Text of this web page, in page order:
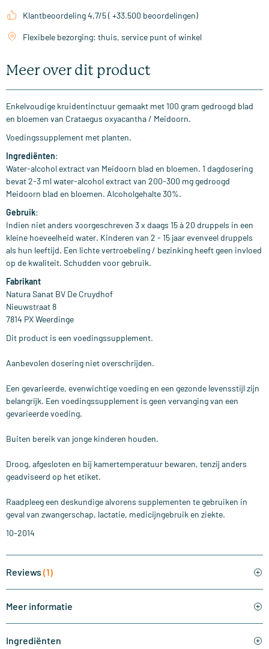
Klantbeoordeling 4,7/5 ( +33.500 beoordelingen)
Flexibele bezorging: thuis, service punt of winkel
Meer over dit product
Enkelvoudige kruidentinctuur gemaakt met 100 gram gedroogd blad
en bloemen van Crataegus oxyacantha / Meidoorn.
Voedingssupplement met planten.
Ingrediënten:
Water-alcohol extract van Meidoorn blad en bloemen. 1 dagdosering
bevat 2-3 ml water-alcohol extract van 200-300 mg gedroogd
Meidoorn blad en bloemen. Alcoholgehalte 30%.
Gebruik:
Indien niet anders voorgeschreven 3 x daags 15 à 20 druppels in een
kleine hoeveelheid water. Kinderen van 2 - 15 jaar evenveel druppels
als hun leeftijd. Een lichte vertroebeling / bezinking heeft geen invloed
op de kwaliteit. Schudden voor gebruik.
Fabrikant
Natura Sanat BV De Cruydhof
Nieuwstraat 8
7814 PX Weerdinge
Dit product is een voedingssupplement.
Aanbevolen dosering niet overschrijden.
Een gevarieerde, evenwichtige voeding en een gezonde levensstijl zijn
belangrijk. Een voedingssupplement is geen vervanging van een
gevarieerde voeding.
Buiten bereik van jonge kinderen houden.
Droog, afgesloten en bij kamertemperatuur bewaren, tenzij anders
geadviseerd op het etiket.
Raadpleeg een deskundige alvorens supplementen te gebruiken in
geval van zwangerschap, lactatie, medicijngebruik en ziekte.
10-2014
Reviews (1)
Meer informatie
Ingrediënten